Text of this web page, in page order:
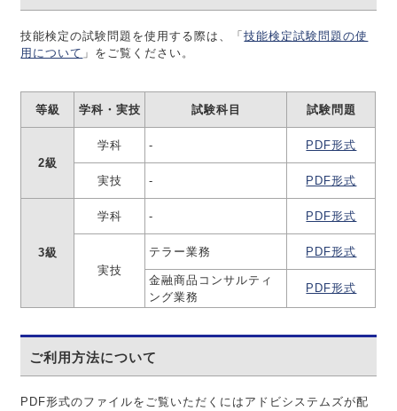
技能検定の試験問題を使用する際は、「技能検定試験問題の使
用について 」をご覧ください。
等級 学科・実技 試験科目 試験問題
2級
学科 ‐ PDF形式
実技 ‐ PDF形式
3級
学科 ‐ PDF形式
実技
テラー業務 PDF形式
金融商品コンサルティ
ング業務
PDF形式
ご利用方法について
PDF形式のファイルをご覧いただくにはアドビシステムズが配